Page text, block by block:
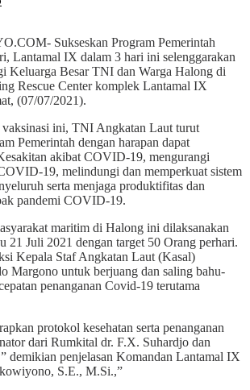
Sukseskan Program Pemerintah
Lantamal IX dalam 3 hari ini selenggarakan
Keluarga Besar TNI dan Warga Halong di
Rescue Center komplek Lantamal IX
(07/07/2021).
vaksinasi ini, TNI Angkatan Laut turut
Pemerintah dengan harapan dapat
akibat COVID-19, mengurangi
19, melindungi dan memperkuat sistem
serta menjaga produktifitas dan
pandemi COVID-19.
maritim di Halong ini dilaksanakan
21 Juli 2021 dengan target 50 Orang perhari.
Kepala Staf Angkatan Laut (Kasal)
Margono untuk berjuang dan saling bahu-
penanganan Covid-19 terutama
protokol kesehatan serta penanganan
dari Rumkital dr. F.X. Suhardjo dan
demikian penjelasan Komandan Lantamal IX
S.E., M.Si.,”